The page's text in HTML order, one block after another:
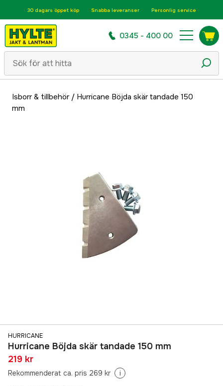
30 dagars öppet köp Snabba leveranser Personlig service
0345 - 400 00
Isborr & tillbehör/ Hurricane Böjda skär tandade 150
mm
HURRICANE
Hurricane Böjda skär tandade 150 mm
219 kr
Rekommenderat ca. pris 269 kr i